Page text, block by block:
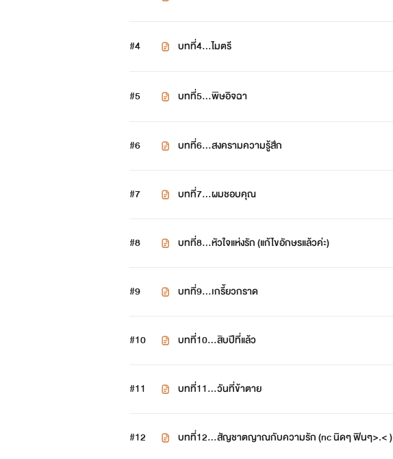
#4 บทที่4...ไมตรี
#5 บทที่5...พิษอิจฉา
#6 บทที่6...สงครามความรู้สึก
#7 บทที่7...ผมชอบคุณ
#8 บทที่8...หัวใจแห่งรัก (แก้ไขอักษรแล้วค่ะ)
#9 บทที่9...เกรี้ยวกราด
#10 บทที่10...สิบปีที่แล้ว
#11 บทที่11...วันที่ข้าตาย
#12 บทที่12...สัญชาตญาณกับความรัก (nc นิดๆ ฟินๆ>.< )